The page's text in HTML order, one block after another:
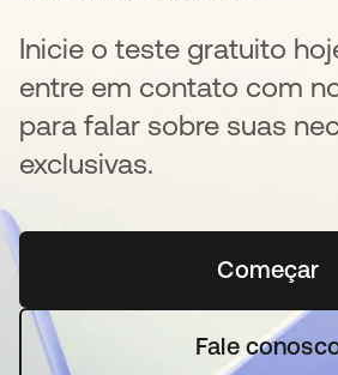
Inicie o teste gratuito
entre em contato com
para falar sobre suas
exclusivas.
Começar
abre
Fale